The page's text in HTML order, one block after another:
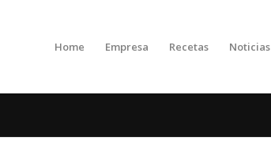
Home Empresa Recetas Noticias